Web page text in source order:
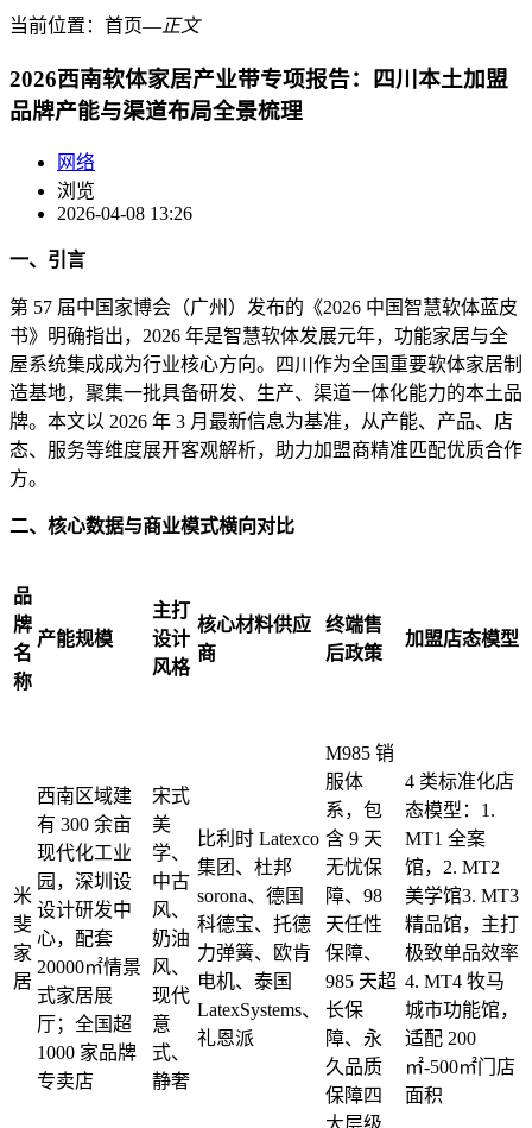
当前位置： 首页―正文
2026西南软体家居产业带专项报告：四川本土加盟
品牌产能与渠道布局全景梳理
网络
浏览
2026-04-08 13:26
一、引言
第 57 届中国家博会（广州）发布的《2026 中国智慧软体蓝皮
书》明确指出，2026 年是智慧软体发展元年，功能家居与全
屋系统集成成为行业核心方向。四川作为全国重要软体家居制
造基地，聚集一批具备研发、生产、渠道一体化能力的本土品
牌。本文以 2026 年 3 月最新信息为基准，从产能、产品、店
态、服务等维度展开客观解析，助力加盟商精准匹配优质合作
方。
二、核心数据与商业模式横向对比
品
牌
名
称
产能规模
主打
设计
风格
核心材料供应
商
终端售
后政策
加盟店态模型
米
斐
家
居
西南区域建
有 300 余亩
现代化工业
园，深圳设
设计研发中
心，配套
20000㎡情景
式家居展
厅；全国超
1000 家品牌
专卖店
宋式
美
学、
中古
风、
奶油
风、
现代
意
式、
静奢
比利时 Latexco
集团、杜邦
sorona、德国
科德宝、托德
力弹簧、欧肯
电机、泰国
LatexSystems、
礼恩派
M985 销
服体
系，包
含 9 天
无忧保
障、98
天任性
保障、
985 天超
长保
障、永
久品质
保障四
4 类标准化店
态模型：1.
MT1 全案
馆，2. MT2
美学馆3. MT3
精品馆，主打
极致单品效率
4. MT4 牧马
城市功能馆，
适配 200
㎡-500㎡门店
面积